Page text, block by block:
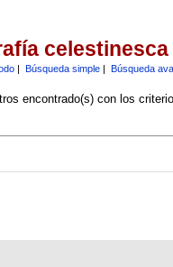
celestinesca
| Búsqueda simple| Búsqueda
encontrado(s) con los